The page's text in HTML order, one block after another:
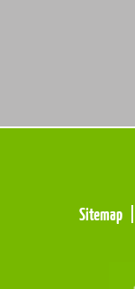
Sitemap